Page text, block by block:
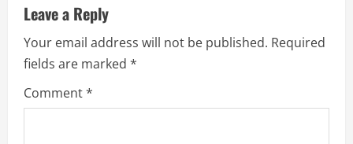
u
e
R
e
Leave a Reply
Your email address will not be published. Required
fields are marked *
Comment*